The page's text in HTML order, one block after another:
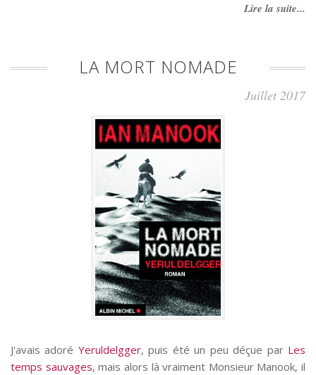
Lire la suite...
LA MORT NOMADE
Juillet 2017
J'avais adoré Yeruldelgger, puis été un peu déçue par Les
temps sauvages, mais alors là vraiment Monsieur Manook, il